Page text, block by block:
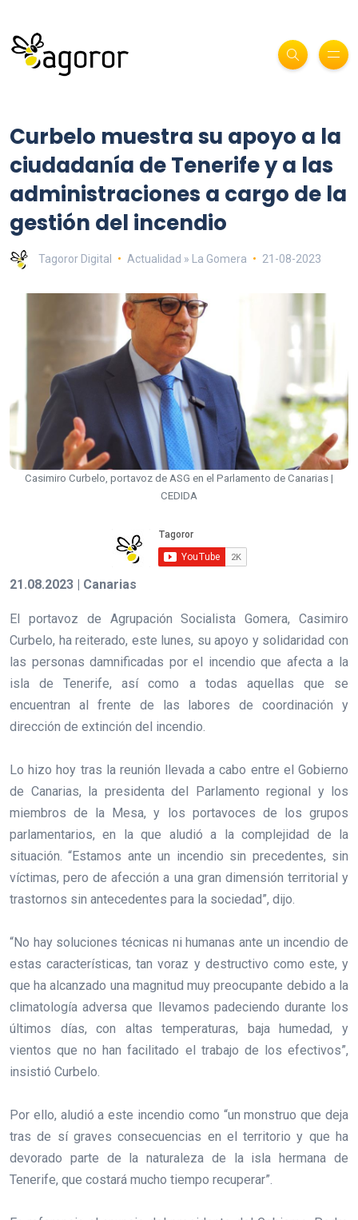
Curbelo muestra su apoyo a la
ciudadanía de Tenerife y a las
administraciones a cargo de la
gestión del incendio
Tagoror Digital Actualidad » La Gomera 21-08-2023
Casimiro Curbelo, portavoz de ASG en el Parlamento de Canarias |
CEDIDA
21.08.2023 | Canarias
El portavoz de Agrupación Socialista Gomera, Casimiro
Curbelo, ha reiterado, este lunes, su apoyo y solidaridad con
las personas damnificadas por el incendio que afecta a la
isla de Tenerife, así como a todas aquellas que se
encuentran al frente de las labores de coordinación y
dirección de extinción del incendio.
Lo hizo hoy tras la reunión llevada a cabo entre el Gobierno
de Canarias, la presidenta del Parlamento regional y los
miembros de la Mesa, y los portavoces de los grupos
parlamentarios, en la que aludió a la complejidad de la
situación. “Estamos ante un incendio sin precedentes, sin
víctimas, pero de afección a una gran dimensión territorial y
trastornos sin antecedentes para la sociedad”, dijo.
“No hay soluciones técnicas ni humanas ante un incendio de
estas características, tan voraz y destructivo como este, y
que ha alcanzado una magnitud muy preocupante debido a la
climatología adversa que llevamos padeciendo durante los
últimos días, con altas temperaturas, baja humedad, y
vientos que no han facilitado el trabajo de los efectivos”,
insistió Curbelo.
Por ello, aludió a este incendio como “un monstruo que deja
tras de sí graves consecuencias en el territorio y que ha
devorado parte de la naturaleza de la isla hermana de
Tenerife, que costará mucho tiempo recuperar”.